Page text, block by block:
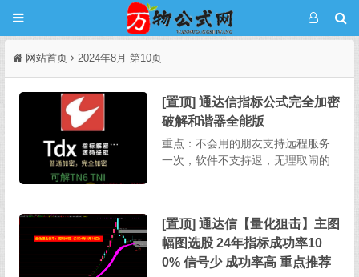
网站首页 2024年8月 第10页
[置顶] 通达信指标公式完全加密
破解和谐器全能版
重点：不会用的朋友支持远程服务
一次，软件不支持退，无理取闹的
解软件也需要连网状态下授权使
用。本次发布的软件不用任何授
权，下载解压即用，不绑定电...
[置顶] 通达信【量化狙击】主图
幅图选股 24年指标成功率10
0% 信号少 成功率高 重点推荐